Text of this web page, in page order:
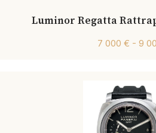
Luminor Regatta
7 000 € - 9